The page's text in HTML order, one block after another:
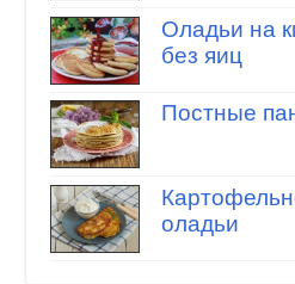
Оладьи на
без яиц
Постные
оладьи